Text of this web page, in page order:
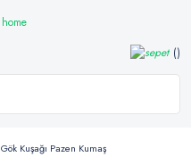
Gök Kuşağı Pazen Kumaş